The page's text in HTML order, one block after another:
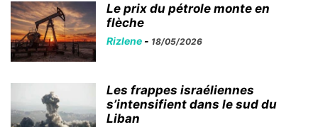
Le prix du pétrole monte en
flèche
Rizlene - 18/05/2026
Les frappes israéliennes
s’intensifient dans le sud du
Liban